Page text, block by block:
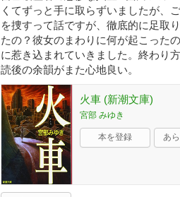
くてずっと手に取らずいましたが、
を捜すって話ですが、徹底的に足取
たの？彼女のまわりに何が起こった
に惹き込まれていきました。終わり
読後の余韻がまた心地良い。
火車 (新潮文庫)
宮部 みゆき
本を登録 あ